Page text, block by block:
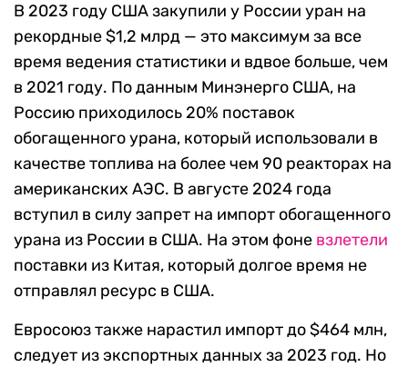
В 2023 году США закупили у России уран на
рекордные $1,2 млрд — это максимум за все
время ведения статистики и вдвое больше, чем
в 2021 году. По данным Минэнерго США, на
Россию приходилось 20% поставок
обогащенного урана, который использовали в
качестве топлива на более чем 90 реакторах на
американских АЭС. В августе 2024 года
вступил в силу запрет на импорт обогащенного
урана из России в США. На этом фоне взлетели
поставки из Китая, который долгое время не
отправлял ресурс в США.
Евросоюз также нарастил импорт до $464 млн,
следует из экспортных данных за 2023 год. Но